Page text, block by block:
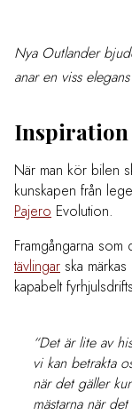
Nya Outlander
anar en viss
När man kör bilen
kunskapen från
Pajero Evolution.
Framgångarna
tävlingar ska
kapabelt
“Det är lite av
vi kan betrakta
när det gäller
mästarna när